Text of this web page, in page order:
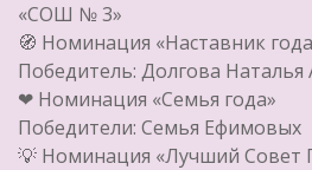
«СОШ № 3»
🧭 Номинация «Наставник
Победитель: Долгова Наталья
❤ Номинация «Семья года»
Победители: Семья Ефимовых
💡 Номинация «Лучший Совет